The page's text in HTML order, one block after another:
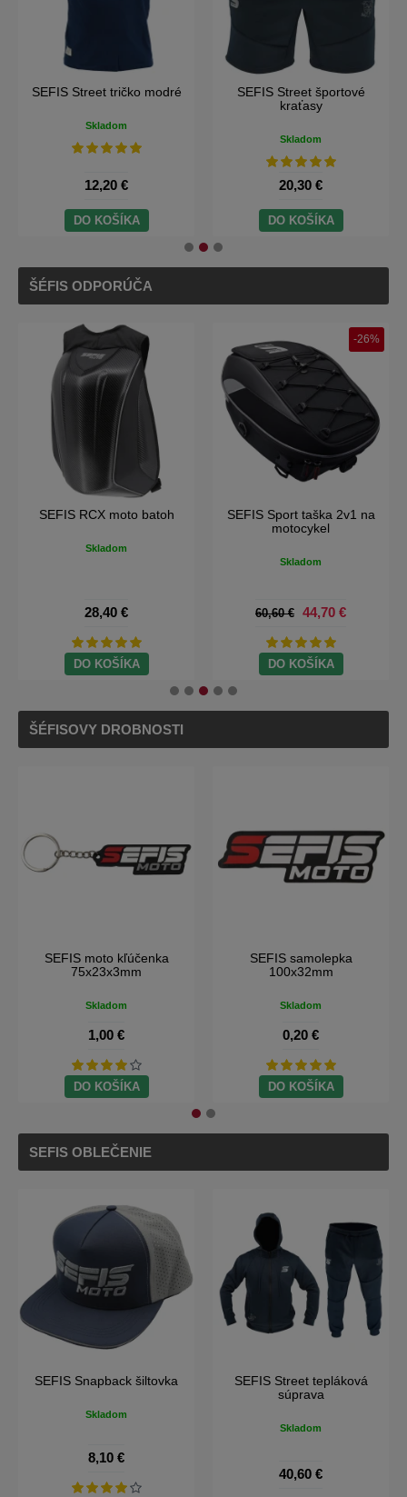
SEFIS Street športové
20,30 €
DO KOŠÍKA
SEFIS Calm mikina bez
kapuce
Skladom
24,40 €
DO KOŠÍKA
ŠÉFIS ODPORÚČA
SEFIS RCX moto batoh
Skladom
28,40 €
DO KOŠÍKA
-26%
SEFIS Sport taška 2v1 na
motocykel
Skladom
60,60 € 44,70 €
DO KOŠÍKA
ŠÉFISOVY DROBNOSTI
SEFIS moto kľúčenka
75x23x3mm
Skladom
1,00 €
DO KOŠÍKA
SEFIS samolepka
100x32mm
Skladom
0,20 €
DO KOŠÍKA
SEFIS OBLEČENIE
SEFIS Snapback šiltovka
Skladom
8,10 €
SEFIS Street tepláková
súprava
Skladom
40,60 €